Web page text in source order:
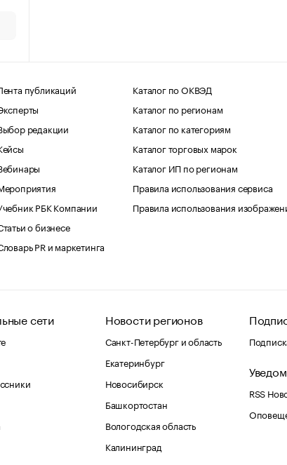
публикаций
редакции
РБК Компании
о бизнесе
PR и маркетинга
Каталог по ОКВЭД
Каталог по регионам
Каталог по категориям
Каталог торговых марок
Каталог ИП по регионам
Правила использования сервиса
Правила использования
сети Новости регионов
Санкт-Петербург и область
Екатеринбург
Новосибирск
Башкортостан
Вологодская область
Калининград
RSS